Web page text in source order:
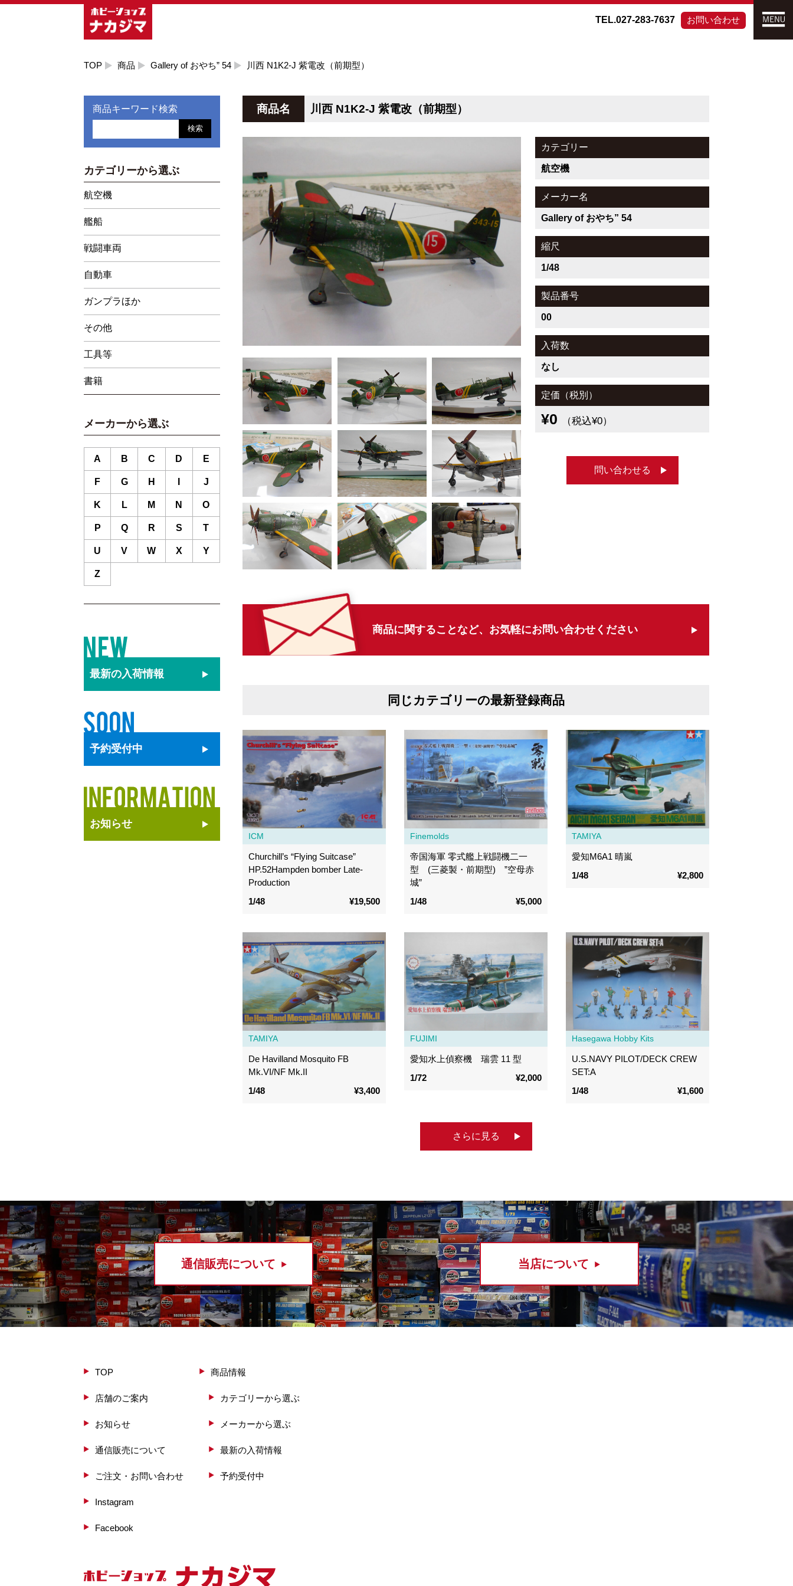
TEL.027-283-7637 お問い合わせ
TOP 商品 Gallery of おやち” 54 川西 N1K2-J 紫電改（前期型）
商品名 川西 N1K2-J 紫電改（前期型）
カテゴリー
航空機
メーカー名
Gallery of おやち” 54
縮尺
1/48
製品番号
00
入荷数
なし
定価（税別）
¥0 （税込¥0）
問い合わせる
商品に関することなど、 お気軽にお問い合わせください
同じカテゴリーの最新登録商品
ICM
Churchill’s “Flying Suitcase”
HP.52Hampden bomber Late-
Production
1/48
¥19,500
Finemolds
帝国海軍 零式艦上戦闘機二一
型 (三菱製・前期型) ”空母赤
城”
1/48
¥5,000
TAMIYA
愛知M6A1 晴嵐
1/48
¥2,800
TAMIYA
De Havilland Mosquito FB
Mk.VI/NF Mk.II
1/48
¥3,400
FUJIMI
愛知水上偵察機 瑞雲 11 型
1/72
¥2,000
Hasegawa Hobby Kits
U.S.NAVY PILOT/DECK CREW
SET:A
1/48
¥1,600
さらに見る
商品キーワード検索
検索
カテゴリーから選ぶ
航空機
艦船
戦闘車両
自動車
ガンプラほか
その他
工具等
書籍
メーカーから選ぶ
A B C D E
F G H J
K L M N O
P Q R S T
U V W X Y
Z
最新の入荷情報
予約受付中
お知らせ
通信販売について 当店について
TOP
店舗のご案内
お知らせ
通信販売について
ご注文・お問い合わせ
Instagram
Facebook
商品情報
カテゴリーから選ぶ
メーカーから選ぶ
最新の入荷情報
予約受付中